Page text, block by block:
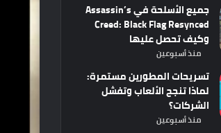
جميع الأسلحة في Assassin’s
Creed: Black Flag Resynced
وكيف تحصل عليها
منذ أسبوعين
تسريحات المطورين مستمرة:
لماذا تنجح الألعاب وتفشل
الشركات؟
منذ أسبوعين